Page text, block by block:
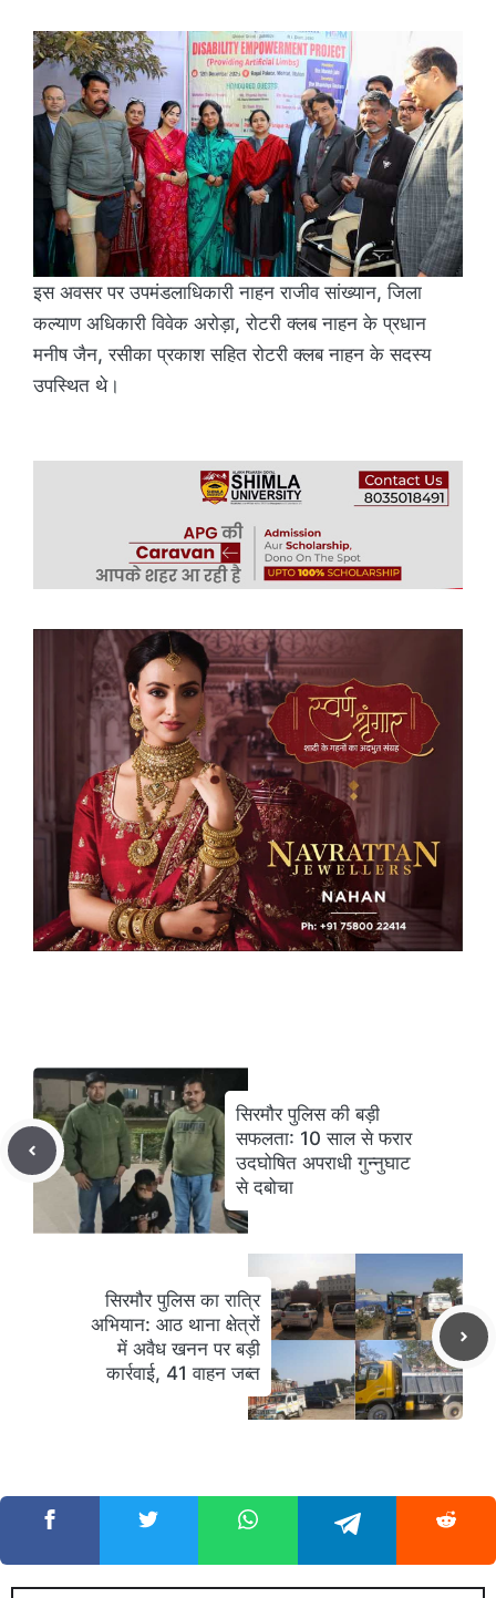
इस अवसर पर उपमंडलाधिकारी नाहन राजीव सांख्यान, जिला
कल्याण अधिकारी विवेक अरोड़ा, रोटरी क्लब नाहन के प्रधान
मनीष जैन, रसीका प्रकाश सहित रोटरी क्लब नाहन के सदस्य
उपस्थित थे।
सिरमौर पुलिस की बड़ी
सफलता: 10 साल से फरार
उदघोषित अपराधी गुन्नुघाट
से दबोचा
सिरमौर पुलिस का रात्रि
अभियान: आठ थाना क्षेत्रों
में अवैध खनन पर बड़ी
कार्रवाई, 41 वाहन जब्त